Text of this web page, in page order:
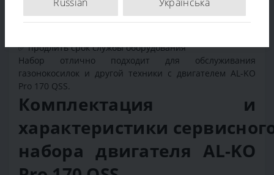
✅ поддерживать стабильную работу техники
✅ снизить износ внутренних деталей
✅ продлить срок службы оборудования
Набор отлично подходит для обслуживания
газонокосилок и другой техники с двигателем AL-KO
Pro 170 QSS.
Комплектация и
характеристики
набора двигателя AL-KO